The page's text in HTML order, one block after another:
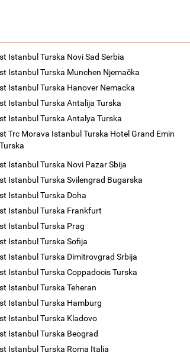
Istanbul Turska Novi Sad Serbia
Istanbul Turska Munchen Njemačka
Istanbul Turska Hanover Nemacka
Istanbul Turska Antalija Turska
Istanbul Turska Antalya Turska
Trc Morava Istanbul Turska Hotel Grand Emin
Istanbul Turska Novi Pazar Sbija
Istanbul Turska Svilengrad Bugarska
Istanbul Turska Doha
Istanbul Turska Frankfurt
Istanbul Turska Prag
Istanbul Turska Sofija
Istanbul Turska Dimitrovgrad Srbija
Istanbul Turska Coppadocis Turska
Istanbul Turska Teheran
Istanbul Turska Hamburg
Istanbul Turska Kladovo
Istanbul Turska Beograd
Istanbul Turska Roma Italia